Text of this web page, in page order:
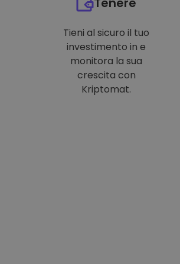
Tieni al sicuro il tuo
investimento in e
monitora la sua
crescita con
Kriptomat.